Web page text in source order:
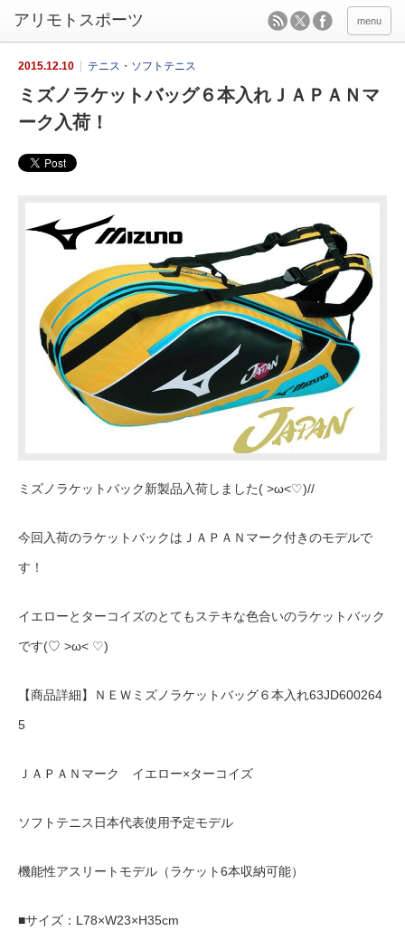
menu
2015.12.10 テニス・ソフトテニス
ミズノラケットバッグ６本入れＪＡＰＡＮマ
ーク入荷！
ミズノラケットバック新製品入荷しました( >ω<♡)//
今回入荷のラケットバックはＪＡＰＡＮマーク付きのモデルで
す！
イエローとターコイズのとてもステキな色合いのラケットバック
です(♡ >ω< ♡)
【商品詳細】ＮＥＷミズノラケットバッグ６本入れ63JD600264
5
ＪＡＰＡＮマーク イエロー×ターコイズ
ソフトテニス日本代表使用予定モデル
機能性アスリートモデル（ラケット6本収納可能）
■サイズ：L78×W23×H35cm